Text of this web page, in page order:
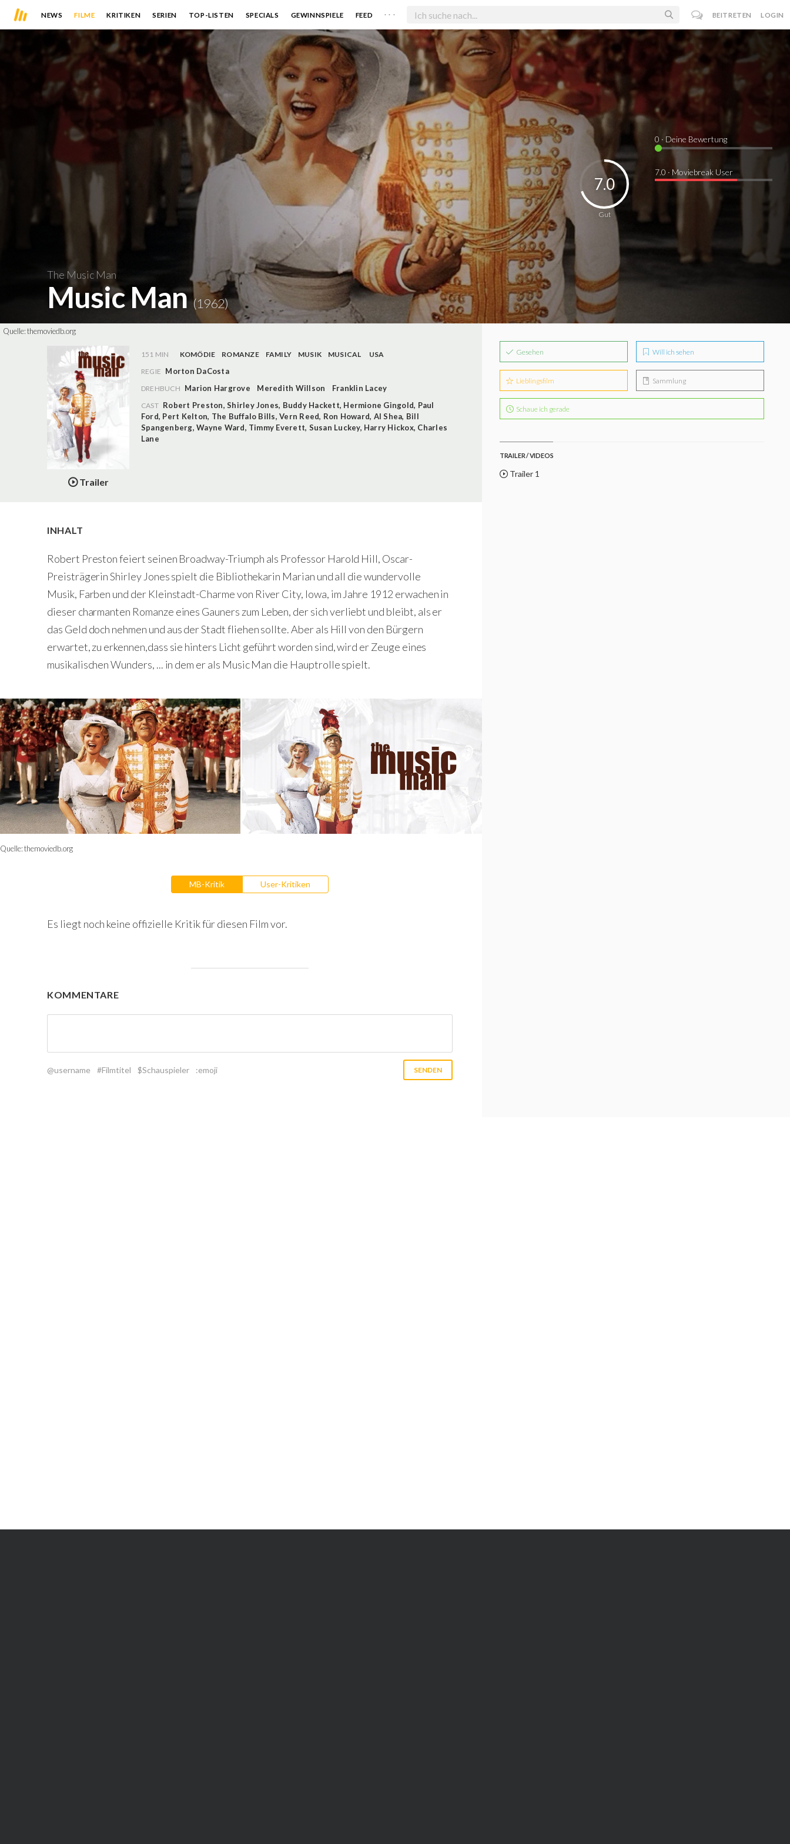
NEWS FILME KRITIKEN SERIEN TOP-LISTEN SPECIALS GEWINNSPIELE FEED . . . BEITRETEN LOGIN
The Music Man
Music Man(1962)
Gut
7.0
0 · Deine Bewertung
7.0 · Moviebreak User
Quelle:themoviedb.org
Trailer
151 MIN KOMÖDIE ROMANZE FAMILY MUSIK MUSICAL
USA
REGIE Morton DaCosta
DREHBUCH Marion Hargrove Meredith Willson Franklin Lacey
CAST Robert Preston,Shirley Jones, Buddy Hackett, Hermione Gingold, Paul
Ford, Pert Kelton, The Buffalo Bills,Vern Reed, Ron Howard, Al Shea, Bill
Spangenberg,Wayne Ward, Timmy Everett, Susan Luckey, Harry Hickox, Charles
Lane
INHALT
Robert Preston feiert seinen Broadway-Triumph als Professor Harold Hill, Oscar-
Preisträgerin Shirley Jones spielt die Bibliothekarin Marian und all die wundervolle
Musik, Farben und der Kleinstadt-Charme von River City, Iowa, im Jahre 1912 erwachen in
dieser charmanten Romanze eines Gauners zum Leben, der sich verliebt und bleibt, als er
das Geld doch nehmen und aus der Stadt fliehen sollte. Aber als Hill von den Bürgern
erwartet, zu erkennen,dass sie hinters Licht geführt worden sind, wird er Zeuge eines
musikalischen Wunders, ... in dem er als Music Man die Hauptrolle spielt.
Quelle:themoviedb.org
MB-Kritik User-Kritiken
Es liegt noch keine offizielle Kritik für diesen Film vor.
KOMMENTARE
@username #Filmtitel $Schauspieler :emoji
Gesehen Will ich sehen
Lieblingsfilm Sammlung
Schaue ich gerade
TRAILER / VIDEOS
Trailer 1